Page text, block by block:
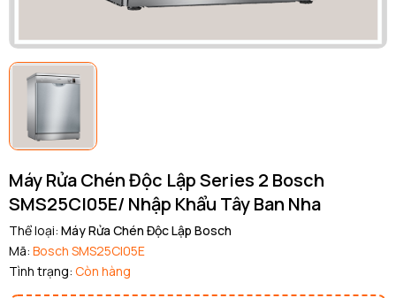
Máy Rửa Chén Độc Lập Series 2 Bosch
SMS25CI05E/ Nhập Khẩu Tây Ban Nha
Thể loại: Máy Rửa Chén Độc Lập Bosch
Mã: Bosch SMS25CI05E
Tình trạng: Còn hàng